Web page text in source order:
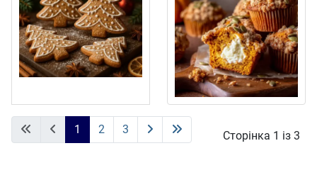
Сторінка 1 із 3
1 2 3